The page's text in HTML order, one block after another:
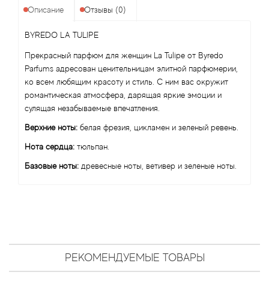
Описание Отзывы (0)
BYREDO LA TULIPE
Прекрасный парфюм для женщин La Tulipe от Byredo
Parfums адресован ценительницам элитной парфюмерии,
ко всем любящим красоту и стиль. С ним вас окружит
романтическая атмосфера, дарящая яркие эмоции и
сулящая незабываемые впечатления.
Верхние ноты: белая фрезия, цикламен и зеленый ревень.
Нота сердца: тюльпан.
Базовые ноты: древесные ноты, ветивер и зеленые ноты.
РЕКОМЕНДУЕМЫЕ ТОВАРЫ
Aquolina
Arabesque Perfumes
Arabiyat
Aramis